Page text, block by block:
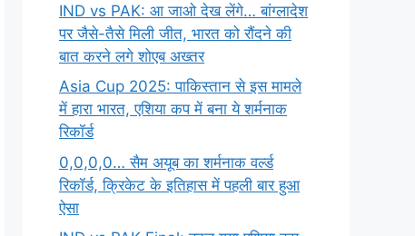
IND vs PAK: आ जाओ देख लेंगे… बांग्लादेश
पर जैसे-तैसे मिली जीत, भारत को रौंदने की
बात करने लगे शोएब अख्तर
Asia Cup 2025: पाकिस्तान से इस मामले
में हारा भारत, एशिया कप में बना ये शर्मनाक
रिकॉर्ड
0,0,0,0… सैम अयूब का शर्मनाक वर्ल्ड
रिकॉर्ड, क्रिकेट के इतिहास में पहली बार हुआ
ऐसा